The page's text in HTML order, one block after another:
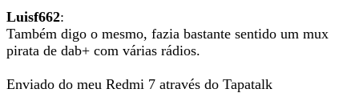
Luisf662:
Também digo o mesmo, fazia bastante sentido um mux
pirata de dab+ com várias rádios.
Enviado do meu Redmi 7 através do Tapatalk